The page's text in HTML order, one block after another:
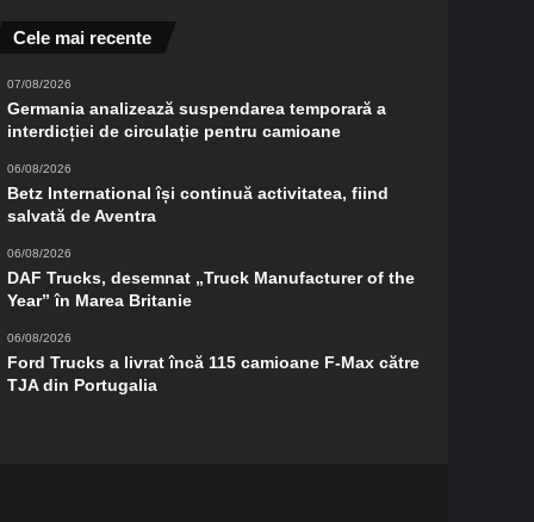
Cele mai recente
07/08/2026
Germania analizează suspendarea temporară a
interdicției de circulație pentru camioane
06/08/2026
Betz International își continuă activitatea, fiind
salvată de Aventra
06/08/2026
DAF Trucks, desemnat „Truck Manufacturer of the
Year” în Marea Britanie
06/08/2026
Ford Trucks a livrat încă 115 camioane F-Max către
TJA din Portugalia